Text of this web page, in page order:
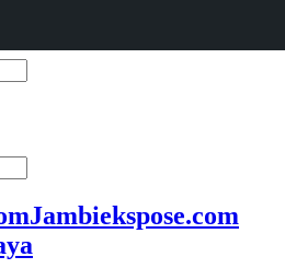
Jambiekspose.com